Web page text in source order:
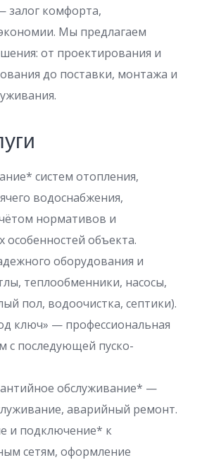
залог комфорта,
Мы предлагаем
от проектирования и
до поставки, монтажа и
систем отопления,
водоснабжения,
нормативов и
особенностей объекта.
оборудования и
теплообменники, насосы,
пол, водоочистка, септики).
ключ» — профессиональная
с последующей пуско-
обслуживание* —
аварийный ремонт.
и подключение* к
сетям, оформление